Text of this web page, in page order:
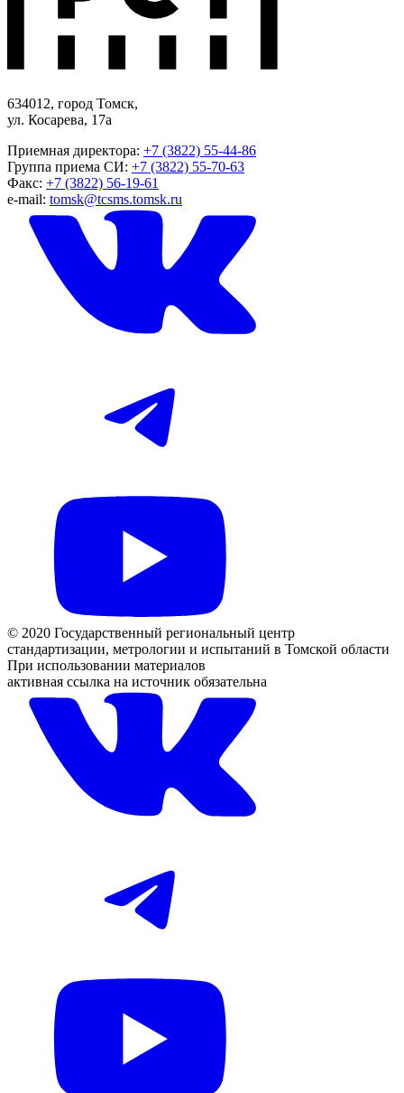
634012, город Томск,
ул. Косарева, 17а
Приемная директора: +7 (3822) 55-44-86
Группа приема СИ: +7 (3822) 55-70-63
Факс: +7 (3822) 56-19-61
e-mail: tomsk@tcsms.tomsk.ru
© 2020 Государственный региональный центр
стандартизации, метрологии и испытаний в Томской области
При использовании материалов
активная ссылка на источник обязательна